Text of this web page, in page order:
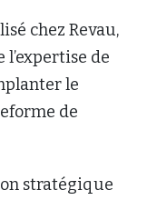
chez Revau,
de
le
de
stratégique